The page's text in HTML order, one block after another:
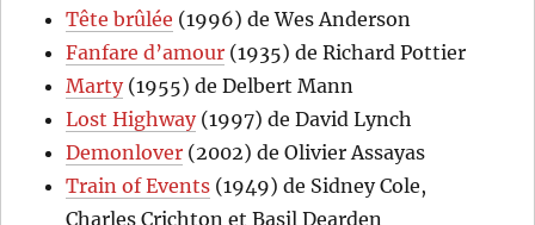
Tête brûlée (1996) de Wes Anderson
Fanfare d’amour (1935) de Richard Pottier
Marty(1955) de Delbert Mann
Lost Highway(1997) de David Lynch
Demonlover (2002) de Olivier Assayas
Train of Events (1949) de Sidney Cole,
Charles Crichton et Basil Dearden